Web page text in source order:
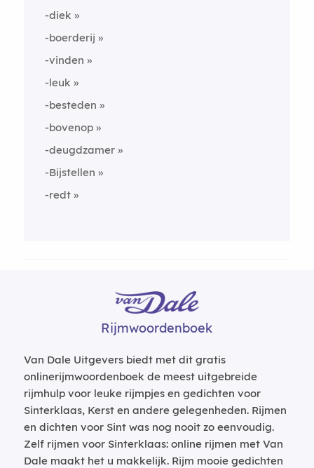
-diek
-boerderij
-vinden
-leuk
-besteden
-bovenop
-deugdzamer
-Bijstellen
-redt
Rijmwoordenboek
Van Dale Uitgevers biedt met dit gratis
onlinerijmwoordenboek de meest uitgebreide
rijmhulp voor leuke rijmpjes en gedichten voor
Sinterklaas, Kerst en andere gelegenheden. Rijmen
en dichten voor Sint was nog nooit zo eenvoudig.
Zelf rijmen voor Sinterklaas: online rijmen met Van
Dale maakt het u makkelijk. Rijm mooie gedichten